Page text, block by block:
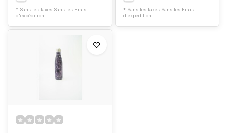
* Sans les taxes Sans les Frais
d'expédition
* Sans les taxes Sans les Frais
d'expédition